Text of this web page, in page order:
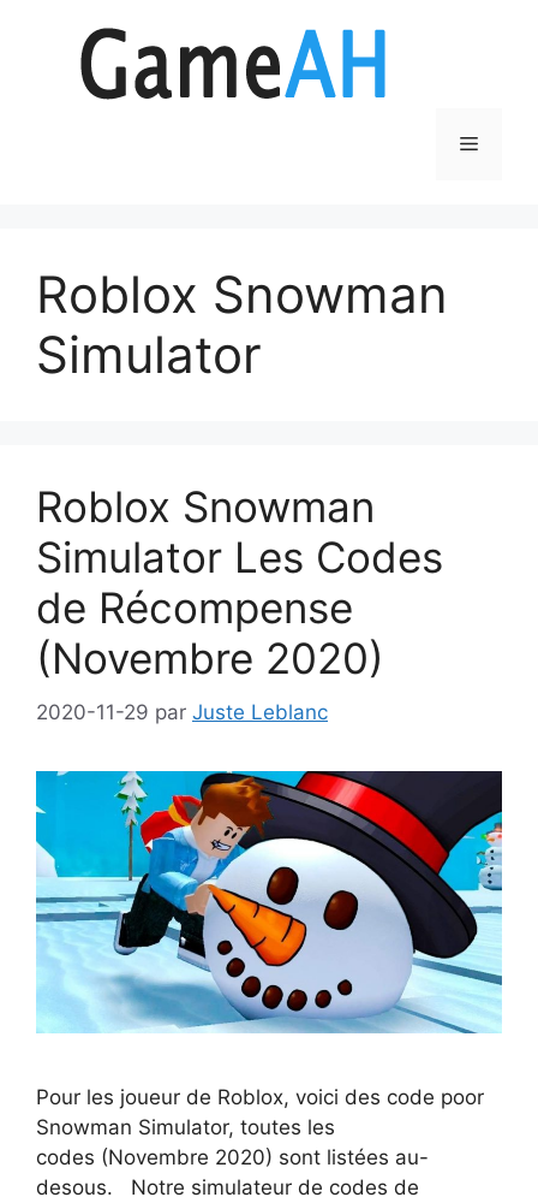
Menu
Roblox Snowman
Simulator
Roblox Snowman
Simulator Les Codes
de Récompense
(Novembre 2020)
2020-11-29 par Juste Leblanc
Pour les joueur de Roblox, voici des code poor
Snowman Simulator, toutes les
codes (Novembre 2020) sont listées au-
desous. Notre simulateur de codes de